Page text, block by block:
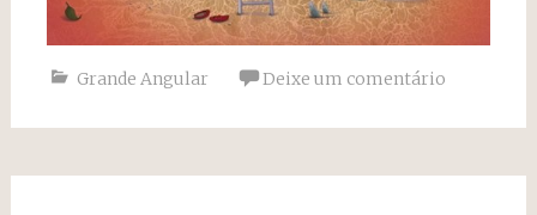
Grande Angular Deixe um comentário